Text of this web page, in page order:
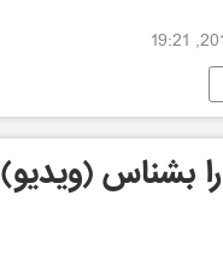
بشناس (ویدیو)